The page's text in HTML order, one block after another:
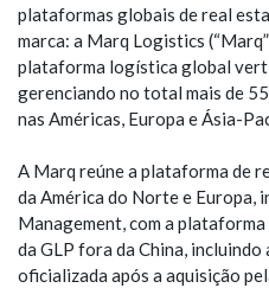
plataformas globais de real
marca: a Marq Logistics
plataforma logística global
gerenciando no total mais de
nas Américas, Europa e Ásia-
A Marq reúne a plataforma de
da América do Norte e Europa,
Management, com a
da GLP fora da China,
oficializada após a aquisição